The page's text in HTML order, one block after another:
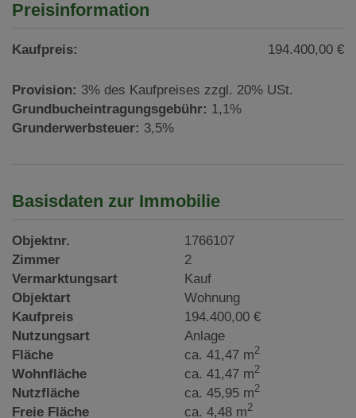
Preisinformation
Kaufpreis: 194.400,00 €
Provision: 3% des Kaufpreises zzgl. 20% USt.
Grundbucheintragungsgebühr: 1,1%
Grunderwerbsteuer: 3,5%
Basisdaten zur Immobilie
Objektnr.
1766107
Zimmer
2
Vermarktungsart
Kauf
Objektart
Wohnung
Kaufpreis
194.400,00 €
Nutzungsart
Anlage
Fläche
ca. 41,47 m2
Wohnfläche ca. 41,47 m2
Nutzfläche ca. 45,95 m2
Freie Fläche ca. 4,48 m2